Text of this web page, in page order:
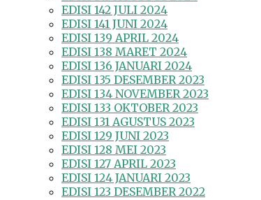
EDISI 142 JULI 2024
EDISI 141 JUNI 2024
EDISI 139 APRIL 2024
EDISI 138 MARET 2024
EDISI 136 JANUARI 2024
EDISI 135 DESEMBER 2023
EDISI 134 NOVEMBER 2023
EDISI 133 OKTOBER 2023
EDISI 131 AGUSTUS 2023
EDISI 129 JUNI 2023
EDISI 128 MEI 2023
EDISI 127 APRIL 2023
EDISI 124 JANUARI 2023
EDISI 123 DESEMBER 2022